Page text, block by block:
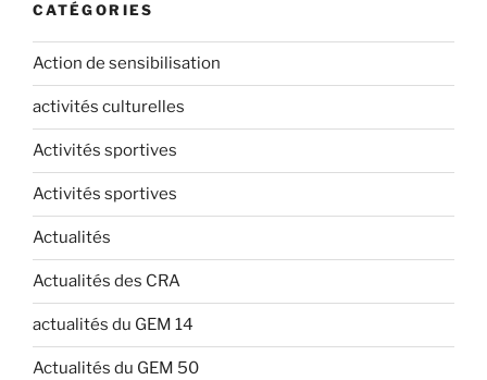
CATÉGORIES
Action de sensibilisation
activités culturelles
Activités sportives
Activités sportives
Actualités
Actualités des CRA
actualités du GEM 14
Actualités du GEM 50